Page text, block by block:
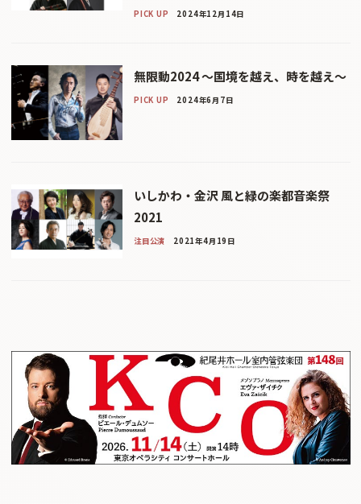
PICK UP 2024年12月14日
無限動2024 ～国境を越え、時を越え～
PICK UP 2024年6月7日
いしかわ・金沢 風と緑の楽都音楽祭
2021
注目公演 2021年4月19日